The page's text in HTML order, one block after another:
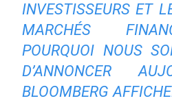
INVESTISSEURS ET
MARCHÉS
POURQUOI NOUS
D’ANNONCER
BLOOMBERG